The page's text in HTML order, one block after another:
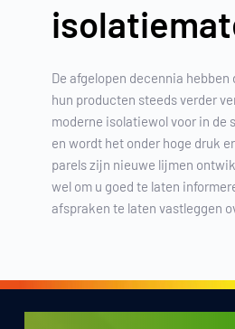
De afgelopen decennia
hun producten steeds verder
moderne isolatiewol voor in de
en wordt het onder hoge druk
parels zijn nieuwe lijmen
wel om u goed te laten
afspraken te laten vastleggen